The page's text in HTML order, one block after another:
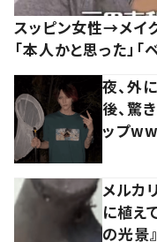
スッピン女性→メ
「本人かと思った」「
夜、外
後、驚
ップww
メルカ
に植え
の光景